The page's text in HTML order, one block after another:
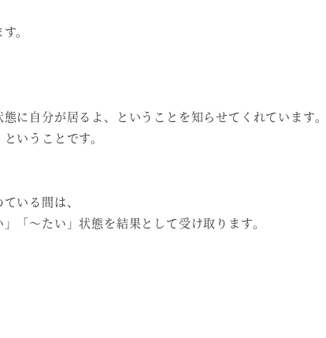
。
に自分が居るよ、ということを知らせてくれています。
いうことです。
いる間は、
「～たい」状態を結果として受け取ります。